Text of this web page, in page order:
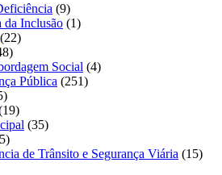
(9)
da Inclusão (1)
(22)
Social (4)
Pública (251)
(35)
de Trânsito e Segurança Viária (15)